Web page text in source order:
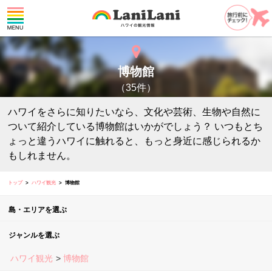
博物館
（35件）
ハワイをさらに知りたいなら、文化や芸術、生物や自然に
ついて紹介している博物館はいかがでしょう？ いつもとち
ょっと違うハワイに触れると、もっと身近に感じられるか
もしれません。
トップ ハワイ観光 博物館
島・エリアを選ぶ
ジャンルを選ぶ
ハワイ観光 博物館